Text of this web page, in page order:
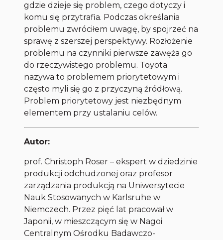
gdzie dzieje się problem, czego dotyczy i
komu się przytrafia. Podczas określania
problemu zwróciłem uwagę, by spojrzeć na
sprawę z szerszej perspektywy. Rozłożenie
problemu na czynniki pierwsze zawęża go
do rzeczywistego problemu. Toyota
nazywa to problemem priorytetowym i
często myli się go z przyczyną źródłową.
Problem priorytetowy jest niezbędnym
elementem przy ustalaniu celów.
Autor:
prof. Christoph Roser – ekspert w dziedzinie
produkcji odchudzonej oraz profesor
zarządzania produkcją na Uniwersytecie
Nauk Stosowanych w Karlsruhe w
Niemczech. Przez pięć lat pracował w
Japonii, w mieszczącym się w Nagoi
Centralnym Ośrodku Badawczo-